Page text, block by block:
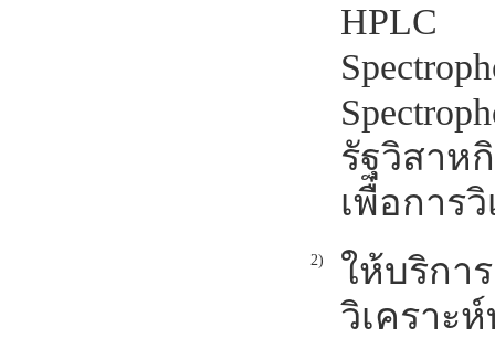
รัฐวิสา
เพื่อการ
2)
ให้บริก
วิเคราะ